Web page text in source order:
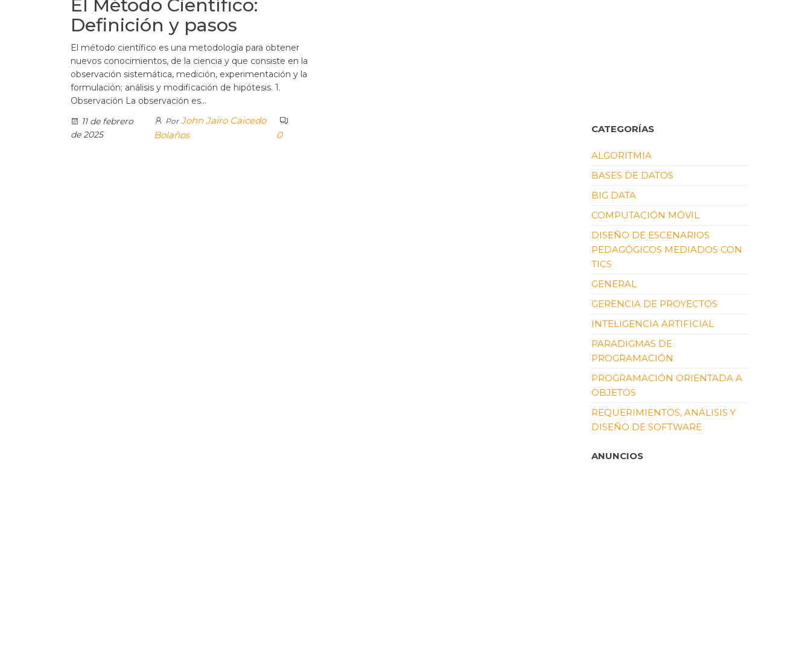
El Método Científico:
Definición y pasos
El método científico es una metodología para obtener
nuevos conocimientos, de la ciencia y que consiste en la
observación sistemática, medición, experimentación y la
formulación; análisis y modificación de hipótesis. 1.
Observación La observación es…
11 de febrero
de 2025
Por John Jairo Caicedo
Bolaños
0
CATEGORÍAS
ALGORITMIA
BASES DE DATOS
BIG DATA
COMPUTACIÓN MÓVIL
DISEÑO DE ESCENARIOS
PEDAGÓGICOS MEDIADOS CON
TICS
GENERAL
GERENCIA DE PROYECTOS
INTELIGENCIA ARTIFICIAL
PARADIGMAS DE
PROGRAMACIÓN
PROGRAMACIÓN ORIENTADA A
OBJETOS
REQUERIMIENTOS, ANÁLISIS Y
DISEÑO DE SOFTWARE
ANUNCIOS